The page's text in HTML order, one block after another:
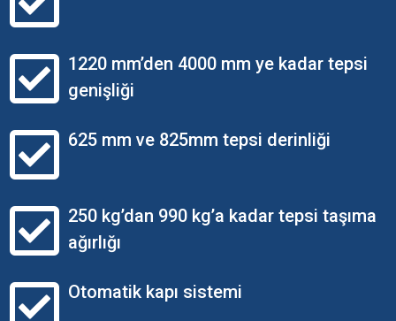
1220 mm’den 4000 mm ye kadar tepsi
genişliği
625 mm ve 825mm tepsi derinliği
250 kg’dan 990 kg’a kadar tepsi taşıma
ağırlığı
Otomatik kapı sistemi